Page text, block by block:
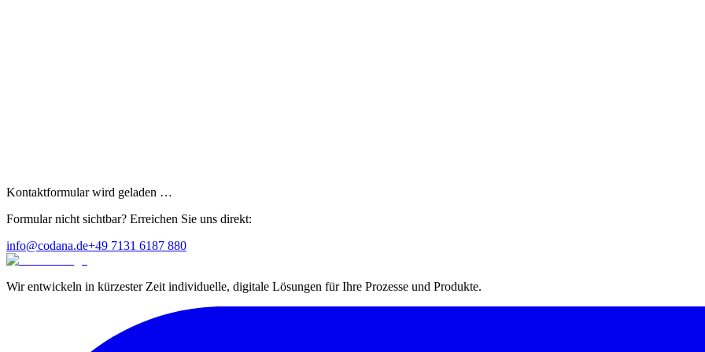
Kontaktformular wird geladen …
Formular nicht sichtbar? Erreichen Sie uns direkt:
info@codana.de+49 7131 6187 880
Wir entwickeln in kürzester Zeit individuelle, digitale Lösungen für Ihre Prozesse und Produkte.